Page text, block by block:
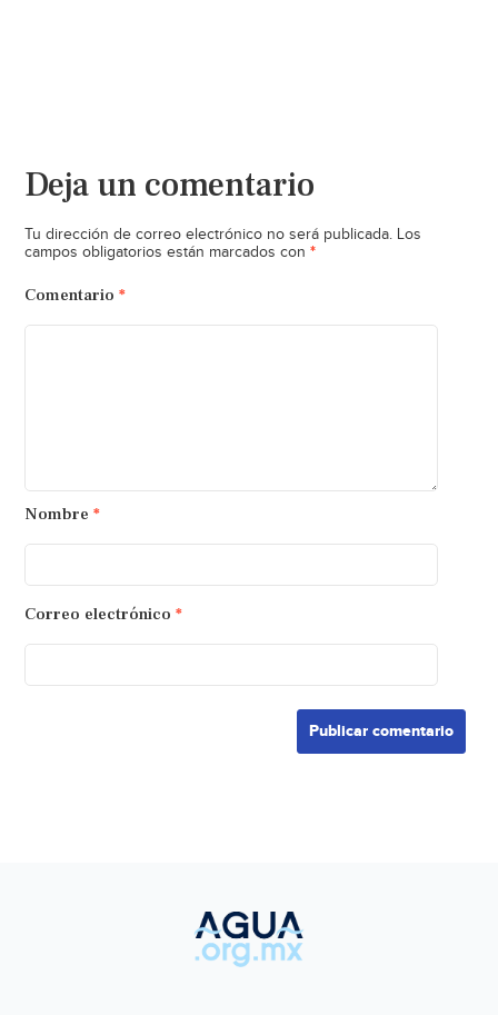
Deja un comentario
Tu dirección de correo electrónico no será publicada. Los
campos obligatorios están marcados con *
Comentario *
Nombre *
Correo electrónico *